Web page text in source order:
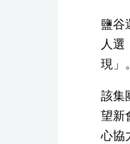
鹽谷
人選
現」。
該集
望新
心協